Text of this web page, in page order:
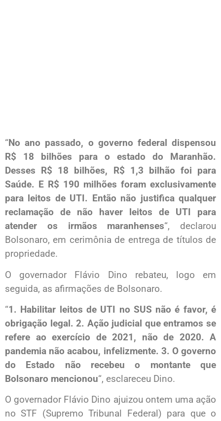
“No ano passado, o governo federal dispensou
R$ 18 bilhões para o estado do Maranhão.
Desses R$ 18 bilhões, R$ 1,3 bilhão foi para
Saúde. E R$ 190 milhões foram exclusivamente
para leitos de UTI. Então não justifica qualquer
reclamação de não haver leitos de UTI para
atender os irmãos maranhenses“, declarou
Bolsonaro, em cerimônia de entrega de títulos de
propriedade.
O governador Flávio Dino rebateu, logo em
seguida, as afirmações de Bolsonaro.
“1. Habilitar leitos de UTI no SUS não é favor, é
obrigação legal. 2. Ação judicial que entramos se
refere ao exercício de 2021, não de 2020. A
pandemia não acabou, infelizmente. 3. O governo
do Estado não recebeu o montante que
Bolsonaro mencionou“, esclareceu Dino.
O governador Flávio Dino ajuizou ontem uma ação
no STF (Supremo Tribunal Federal) para que o